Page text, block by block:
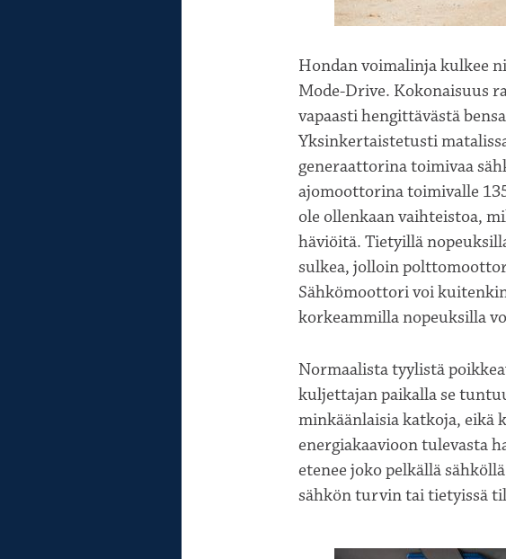
Hondan voimalinja kulkee
Mode-Drive. Kokonaisuus
vapaasti hengittävästä
Yksinkertaistetusti
generaattorina toimivaa
ajomoottorina toimivalle
ole ollenkaan vaihteistoa,
häviöitä. Tietyillä
sulkea, jolloin
Sähkömoottori voi
korkeammilla nopeuksilla
Normaalista tyylistä
kuljettajan paikalla se
minkäänlaisia katkoja, eikä
energiakaavioon tulevasta
etenee joko pelkällä
sähkön turvin tai tietyissä